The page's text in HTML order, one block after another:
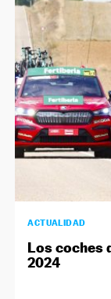
NEWSLETTER
SÍGUENOS
ACTUALIDAD
Los coches
2024